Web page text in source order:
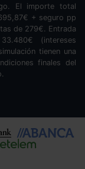
El importe total
€ + seguro pp
de 279€. Entrada
33.480€ (intereses
tienen una
finales del